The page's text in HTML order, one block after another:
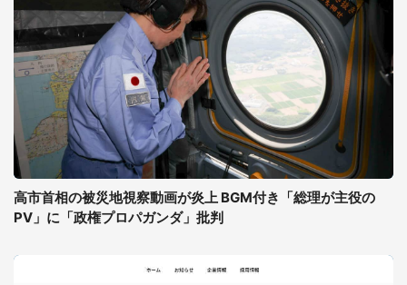
高市首相の被災地視察動画が炎上 BGM付き「総理が主役の
PV」に「政権プロパガンダ」批判